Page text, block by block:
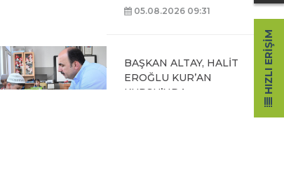
05.08.2026 09:31
BAŞKAN ALTAY, HALİT
EROĞLU KUR’AN
KURSU’NDA
HIZLI ERIŞIM